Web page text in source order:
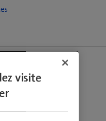
visite